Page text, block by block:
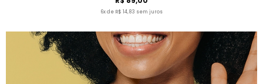
6x de R$ 14,83 sem juros